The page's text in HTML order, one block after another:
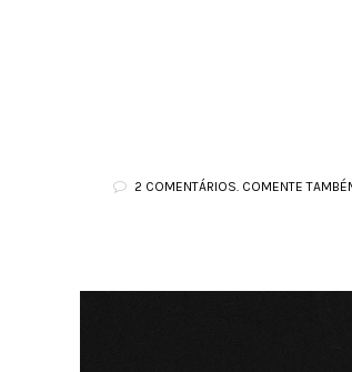
2 COMENTÁRIOS. COMENTE